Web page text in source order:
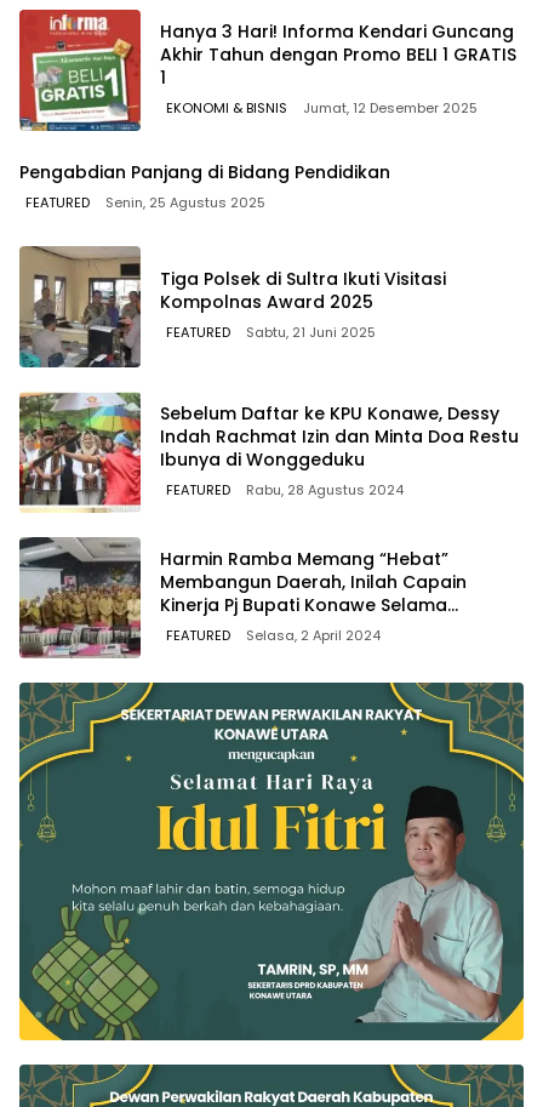
Hanya 3 Hari! Informa Kendari Guncang
Akhir Tahun dengan Promo BELI 1 GRATIS
1
EKONOMI & BISNIS Jumat, 12 Desember 2025
Pengabdian Panjang di Bidang Pendidikan
FEATURED Senin, 25 Agustus 2025
Tiga Polsek di Sultra Ikuti Visitasi
Kompolnas Award 2025
FEATURED Sabtu, 21 Juni 2025
Sebelum Daftar ke KPU Konawe, Dessy
Indah Rachmat Izin dan Minta Doa Restu
Ibunya di Wonggeduku
FEATURED Rabu, 28 Agustus 2024
Harmin Ramba Memang “Hebat”
Membangun Daerah, Inilah Capain
Kinerja Pj Bupati Konawe Selama
Triwulan Kedua
FEATURED Selasa, 2 April 2024